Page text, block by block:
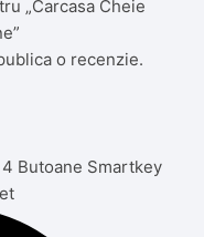
„Carcasa Cheie
o recenzie.